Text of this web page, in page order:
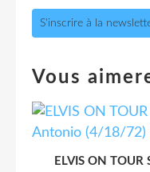
S'inscrire à la
Vous
ELVIS ON TOUR